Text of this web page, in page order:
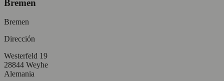
Bremen
Bremen
Dirección
Westerfeld 19
28844 Weyhe
Alemania